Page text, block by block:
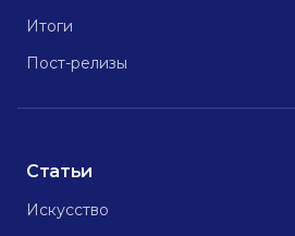
Итоги
Пост-релизы
Статьи
Искусство